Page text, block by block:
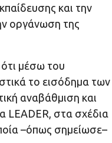
και την
οργάνωση της
μέσω του
το εισόδημα των
αναβάθμιση και
LEADER, στα σχέδια
–όπως σημείωσε–